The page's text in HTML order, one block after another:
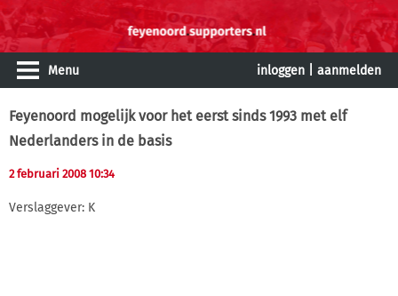
Menu inloggen aanmelden
Feyenoord mogelijk voor het eerst sinds 1993 met elf
Nederlanders in de basis
2 februari 2008 10:34
Verslaggever: K